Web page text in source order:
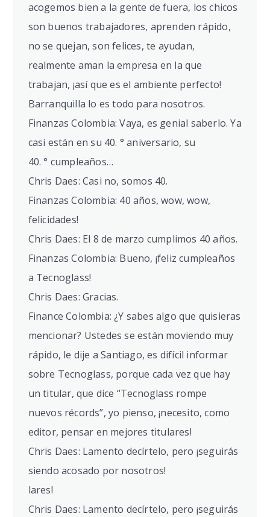
acogemos bien a la gente de fuera, los chicos
son buenos trabajadores, aprenden rápido,
no se quejan, son felices, te ayudan,
realmente aman la empresa en la que
trabajan, ¡así que es el ambiente perfecto!
Barranquilla lo es todo para nosotros.
Finanzas Colombia: Vaya, es genial saberlo. Ya
casi están en su 40. ° aniversario, su
40.° cumpleaños…
Chris Daes: Casi no, somos 40.
Finanzas Colombia: 40 años, wow, wow,
felicidades!
Chris Daes: El 8 de marzo cumplimos 40 años.
Finanzas Colombia: Bueno, ¡feliz cumpleaños
a Tecnoglass!
Chris Daes: Gracias.
Finance Colombia: ¿Y sabes algo que quisieras
mencionar? Ustedes se están moviendo muy
rápido, le dije a Santiago, es difícil informar
sobre Tecnoglass, porque cada vez que hay
un titular, que dice “Tecnoglass rompe
nuevos récords”, yo pienso, ¡necesito, como
editor, pensar en mejores titulares!
Chris Daes: Lamento decírtelo, pero ¡seguirás
siendo acosado por nosotros!
lares!
Chris Daes: Lamento decírtelo, pero ¡seguirás